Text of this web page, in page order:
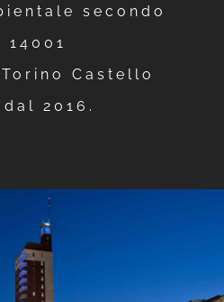
secondo
14001
Castello
2016.